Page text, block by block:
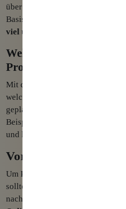
über eine Webseite helfen,
Basis. Ohne eine genau definierte
viel unnötige Arbeit und Geld
Welche Quellen
Produkte und
Mit dem Profil ihrer
welche Quellen später sinnvoll
geplanten
Beispiel nicht alle sozialen
und können Ihre Ressourcen somit
Voraussetzung 2: eine
Um Produkte über eine Webseite
sollte diese natürlich vorhanden
nach Produkten sinnvoll sein,